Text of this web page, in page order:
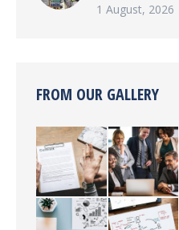
1 August, 2026
FROM OUR GALLERY